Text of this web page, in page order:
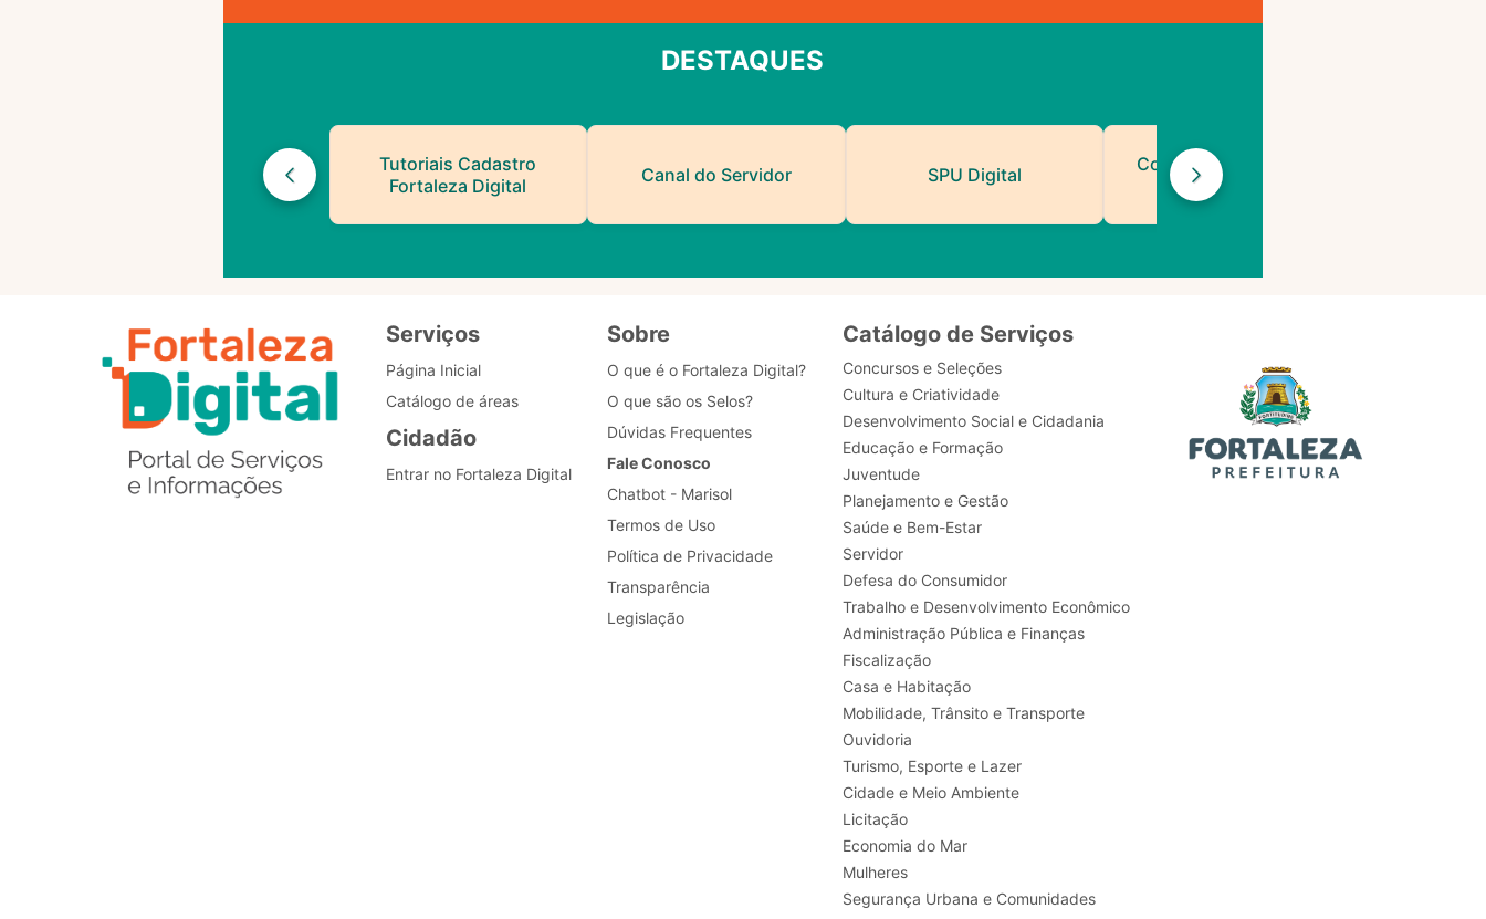
DESTAQUES
Tutoriais Cadastro
Fortaleza Digital
Canal do Servidor SPU Digital
Contatos de Protocolo
da PMF
Serviços
Página Inicial
Catálogo de áreas
Cidadão
Entrar no Fortaleza Digital
Sobre
O que é o Fortaleza Digital?
O que são os Selos?
Dúvidas Frequentes
Fale Conosco
Chatbot - Marisol
Termos de Uso
Política de Privacidade
Transparência
Legislação
Catálogo de Serviços
Concursos e Seleções
Cultura e Criatividade
Desenvolvimento Social e Cidadania
Educação e Formação
Juventude
Planejamento e Gestão
Saúde e Bem-Estar
Servidor
Defesa do Consumidor
Trabalho e Desenvolvimento Econômico
Administração Pública e Finanças
Fiscalização
Casa e Habitação
Mobilidade, Trânsito e Transporte
Ouvidoria
Turismo, Esporte e Lazer
Cidade e Meio Ambiente
Licitação
Economia do Mar
Mulheres
Segurança Urbana e Comunidades